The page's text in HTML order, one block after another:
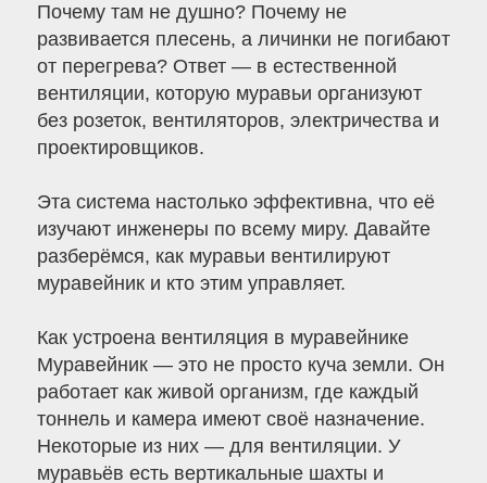
Почему там не душно? Почему не
развивается плесень, а личинки не погибают
от перегрева? Ответ — в естественной
вентиляции, которую муравьи организуют
без розеток, вентиляторов, электричества и
проектировщиков.
Эта система настолько эффективна, что её
изучают инженеры по всему миру. Давайте
разберёмся, как муравьи вентилируют
муравейник и кто этим управляет.
Как устроена вентиляция в муравейнике
Муравейник — это не просто куча земли. Он
работает как живой организм, где каждый
тоннель и камера имеют своё назначение.
Некоторые из них — для вентиляции. У
муравьёв есть вертикальные шахты и